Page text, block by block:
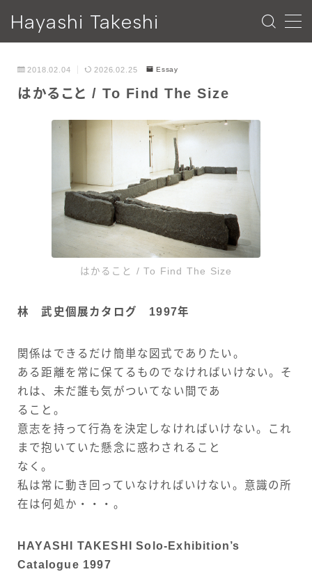
Hayashi Takeshi
ESSAY
CONTACT
2018.02.04 2026.02.25 Essay
はかること / To Find The Size
はかること / To Find The Size
林 武史個展カタログ 1997年
関係はできるだけ簡単な図式でありたい。
ある距離を常に保てるものでなければいけない。そ
れは、未だ誰も気がついてない間であ
ること。
意志を持って行為を決定しなければいけない。これ
まで抱いていた懸念に惑わされること
なく。
私は常に動き回っていなければいけない。意識の所
在は何処か・・・。
HAYASHI TAKESHI Solo-Exhibition’s
Catalogue 1997